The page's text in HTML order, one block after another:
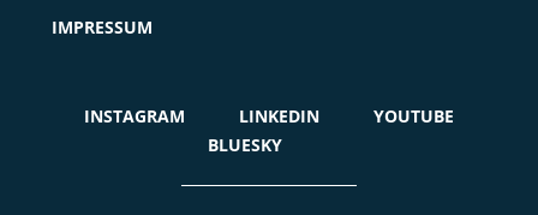
IMPRESSUM
INSTAGRAM LINKEDIN
YOUTUBE
BLUESKY